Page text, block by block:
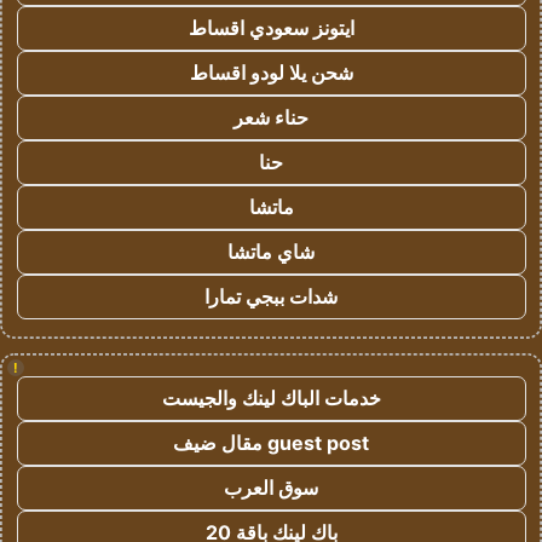
ايتونز سعودي اقساط
شحن يلا لودو اقساط
حناء شعر
حنا
ماتشا
شاي ماتشا
شدات ببجي تمارا
!
خدمات الباك لينك والجيست
guest post مقال ضيف
سوق العرب
باك لينك باقة 20